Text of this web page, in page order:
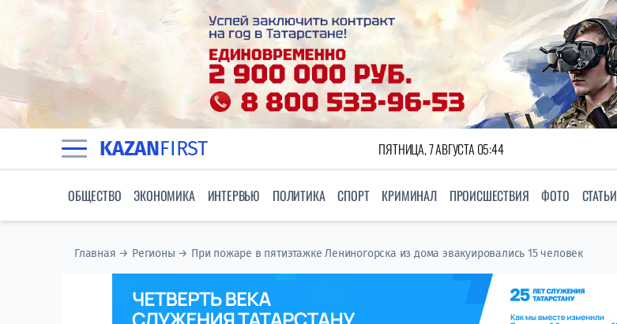
KAZANFIRST ПЯТНИЦА, 7 АВГУСТА 05:44
ОБЩЕСТВО ЭКОНОМИКА ИНТЕРВЬЮ ПОЛИТИКА СПОРТ КРИМИНАЛ ПРОИСШЕСТВИЯ ФОТО СТАТЬИ
Главная → Регионы → При пожаре в пятиэтажке Лениногорска из дома эвакуировались 15 человек